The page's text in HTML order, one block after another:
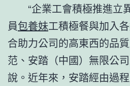
“企業工會積極推進立
員包養妹工積極餐與加入
合助力公司的高東西的品
范、安踏（中國）無限公
說。近年來，安踏經由過